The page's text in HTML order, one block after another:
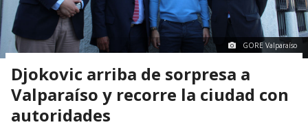
GORE Valparaíso
Djokovic arriba de sorpresa a
Valparaíso y recorre la ciudad con
autoridades